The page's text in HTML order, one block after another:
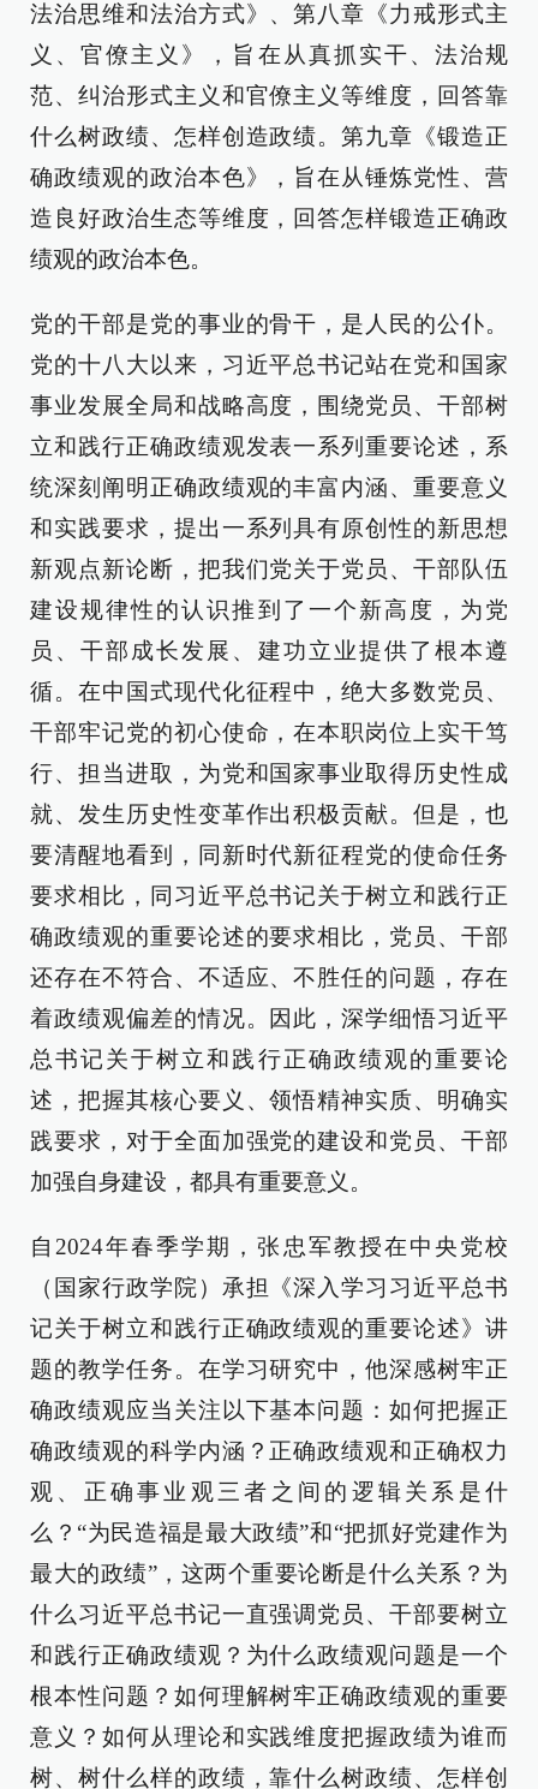
法治思维和法治方式》、第八章《力戒形式主
义、官僚主义》，旨在从真抓实干、法治规
范、纠治形式主义和官僚主义等维度，回答靠
什么树政绩、怎样创造政绩。第九章《锻造正
确政绩观的政治本色》，旨在从锤炼党性、营
造良好政治生态等维度，回答怎样锻造正确政
绩观的政治本色。
党的干部是党的事业的骨干，是人民的公仆。
党的十八大以来，习近平总书记站在党和国家
事业发展全局和战略高度，围绕党员、干部树
立和践行正确政绩观发表一系列重要论述，系
统深刻阐明正确政绩观的丰富内涵、重要意义
和实践要求，提出一系列具有原创性的新思想
新观点新论断，把我们党关于党员、干部队伍
建设规律性的认识推到了一个新高度，为党
员、干部成长发展、建功立业提供了根本遵
循。在中国式现代化征程中，绝大多数党员、
干部牢记党的初心使命，在本职岗位上实干笃
行、担当进取，为党和国家事业取得历史性成
就、发生历史性变革作出积极贡献。但是，也
要清醒地看到，同新时代新征程党的使命任务
要求相比，同习近平总书记关于树立和践行正
确政绩观的重要论述的要求相比，党员、干部
还存在不符合、不适应、不胜任的问题，存在
着政绩观偏差的情况。因此，深学细悟习近平
总书记关于树立和践行正确政绩观的重要论
述，把握其核心要义、领悟精神实质、明确实
践要求，对于全面加强党的建设和党员、干部
加强自身建设，都具有重要意义。
自2024年春季学期，张忠军教授在中央党校
（国家行政学院）承担《深入学习习近平总书
记关于树立和践行正确政绩观的重要论述》讲
题的教学任务。在学习研究中，他深感树牢正
确政绩观应当关注以下基本问题：如何把握正
确政绩观的科学内涵？正确政绩观和正确权力
观、正确事业观三者之间的逻辑关系是什
么？“为民造福是最大政绩”和“把抓好党建作为
最大的政绩”，这两个重要论断是什么关系？为
什么习近平总书记一直强调党员、干部要树立
和践行正确政绩观？为什么政绩观问题是一个
根本性问题？如何理解树牢正确政绩观的重要
意义？如何从理论和实践维度把握政绩为谁而
树、树什么样的政绩，靠什么树政绩、怎样创